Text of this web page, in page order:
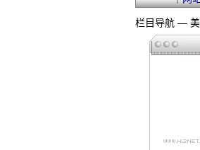
栏目导航 —